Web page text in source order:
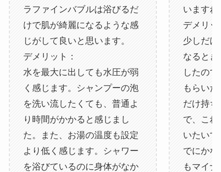
ラファインバブルは浴びるだ
けで肌が綺麗になるような感
じがして良いと思います。
デメリット：
水を最大に出しても水圧が弱
く感じます。シャンプーの泡
を洗い流したくても、普通よ
り時間がかかると感じまし
た。また、お湯の温度も設定
より低く感じます。シャワー
を浴びているのに身体がなか
いますね!
デメリッ
少しだ
なると
したの
もらい
だけ持
で、こ
いたい
でにか
もマイ